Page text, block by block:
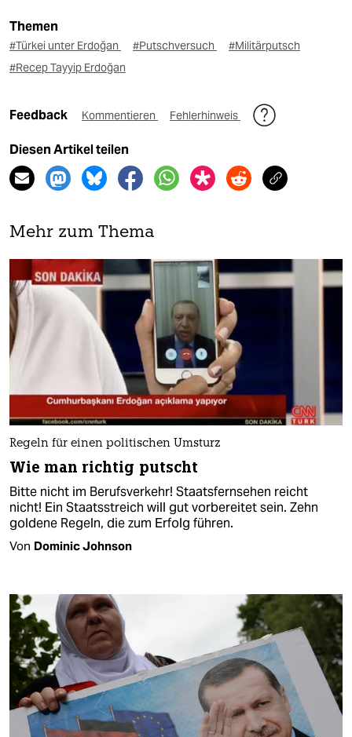
Themen
#Türkei unter Erdoğan #Putschversuch
#Militärputsch
#Recep Tayyip Erdoğan
Feedback Kommentieren Fehlerhinweis
Diesen Artikel teilen
Mehr zum Thema
Regeln für einen politischen Umsturz
Wie man richtig putscht
Bitte nicht im Berufsverkehr! Staatsfernsehen reicht
nicht! Ein Staatsstreich will gut vorbereitet sein. Zehn
goldene Regeln, die zum Erfolg führen.
Von Dominic Johnson